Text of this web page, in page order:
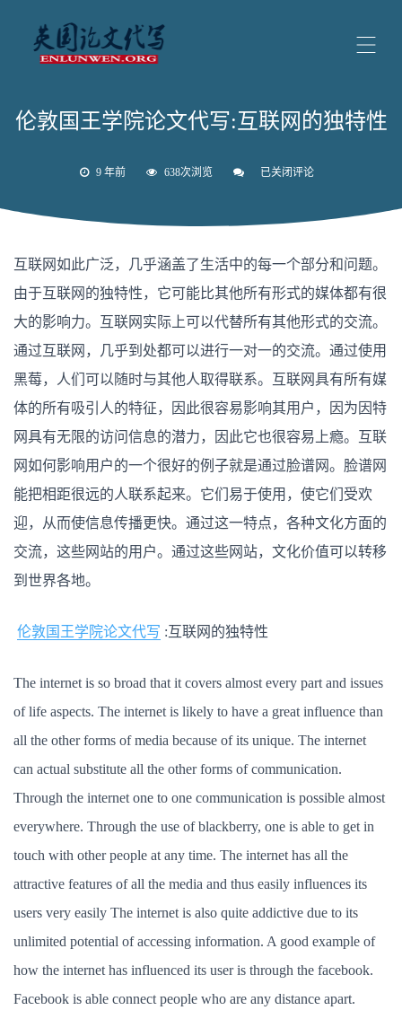
伦敦国王学院论文代写:互联网的独特性
9 年前 638次浏览
伦
论
代
互
联
网
的
独
特
性
已关闭评论
互联网如此广泛，几乎涵盖了生活中的每一个部分和问题。
由于互联网的独特性，它可能比其他所有形式的媒体都有很
大的影响力。互联网实际上可以代替所有其他形式的交流。
通过互联网，几乎到处都可以进行一对一的交流。通过使用
黑莓，人们可以随时与其他人取得联系。互联网具有所有媒
体的所有吸引人的特征，因此很容易影响其用户，因为因特
网具有无限的访问信息的潜力，因此它也很容易上瘾。互联
网如何影响用户的一个很好的例子就是通过脸谱网。脸谱网
能把相距很远的人联系起来。它们易于使用，使它们受欢
迎，从而使信息传播更快。通过这一特点，各种文化方面的
交流，这些网站的用户。通过这些网站，文化价值可以转移
到世界各地。
伦敦国王学院论文代写 :互联网的独特性
The internet is so broad that it covers almost every part and issues
of life aspects. The internet is likely to have a great influence than
all the other forms of media because of its unique. The internet
can actual substitute all the other forms of communication.
Through the internet one to one communication is possible almost
everywhere. Through the use of blackberry, one is able to get in
touch with other people at any time. The internet has all the
attractive features of all the media and thus easily influences its
users very easily The internet is also quite addictive due to its
unlimited potential of accessing information. A good example of
how the internet has influenced its user is through the facebook.
Facebook is able connect people who are any distance apart.